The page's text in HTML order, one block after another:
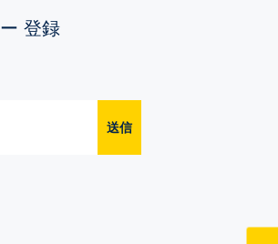
登録
送信